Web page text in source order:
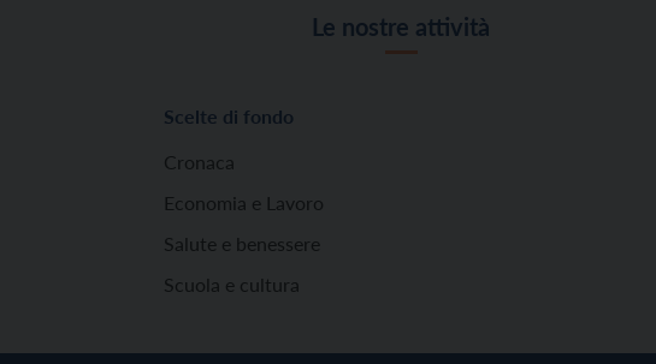
Le nostre attività
Scelte di fondo
Cronaca
Economia e Lavoro
Salute e benessere
Scuola e cultura